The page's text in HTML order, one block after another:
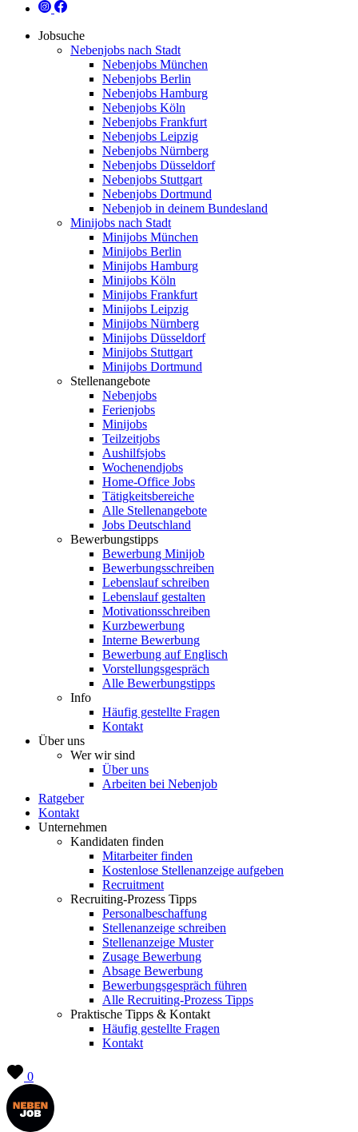
Jobsuche
Nebenjobs nach Stadt
Nebenjobs München
Nebenjobs Berlin
Nebenjobs Hamburg
Nebenjobs Köln
Nebenjobs Frankfurt
Nebenjobs Leipzig
Nebenjobs Nürnberg
Nebenjobs Düsseldorf
Nebenjobs Stuttgart
Nebenjobs Dortmund
Nebenjob in deinem Bundesland
Minijobs nach Stadt
Minijobs München
Minijobs Berlin
Minijobs Hamburg
Minijobs Köln
Minijobs Frankfurt
Minijobs Leipzig
Minijobs Nürnberg
Minijobs Düsseldorf
Minijobs Stuttgart
Minijobs Dortmund
Stellenangebote
Nebenjobs
Ferienjobs
Minijobs
Teilzeitjobs
Aushilfsjobs
Wochenendjobs
Home-Office Jobs
Tätigkeitsbereiche
Alle Stellenangebote
Jobs Deutschland
Bewerbungstipps
Bewerbung Minijob
Bewerbungsschreiben
Lebenslauf schreiben
Lebenslauf gestalten
Motivationsschreiben
Kurzbewerbung
Interne Bewerbung
Bewerbung auf Englisch
Vorstellungsgespräch
Alle Bewerbungstipps
Info
Häufig gestellte Fragen
Kontakt
Über uns
Wer wir sind
Über uns
Arbeiten bei Nebenjob
Ratgeber
Kontakt
Unternehmen
Kandidaten finden
Mitarbeiter finden
Kostenlose Stellenanzeige aufgeben
Recruitment
Recruiting-Prozess Tipps
Personalbeschaffung
Stellenanzeige schreiben
Stellenanzeige Muster
Zusage Bewerbung
Absage Bewerbung
Bewerbungsgespräch führen
Alle Recruiting-Prozess Tipps
Praktische Tipps & Kontakt
Häufig gestellte Fragen
Kontakt
0